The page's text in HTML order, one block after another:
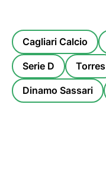
Cagliari Calcio
Serie D Torres
Dinamo Sassari